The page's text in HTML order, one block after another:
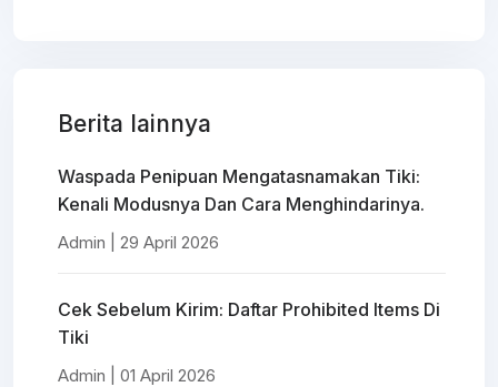
Berita lainnya
Waspada Penipuan Mengatasnamakan Tiki:
Kenali Modusnya Dan Cara Menghindarinya.
Admin | 29 April 2026
Cek Sebelum Kirim: Daftar Prohibited Items Di
Tiki
Admin | 01 April 2026